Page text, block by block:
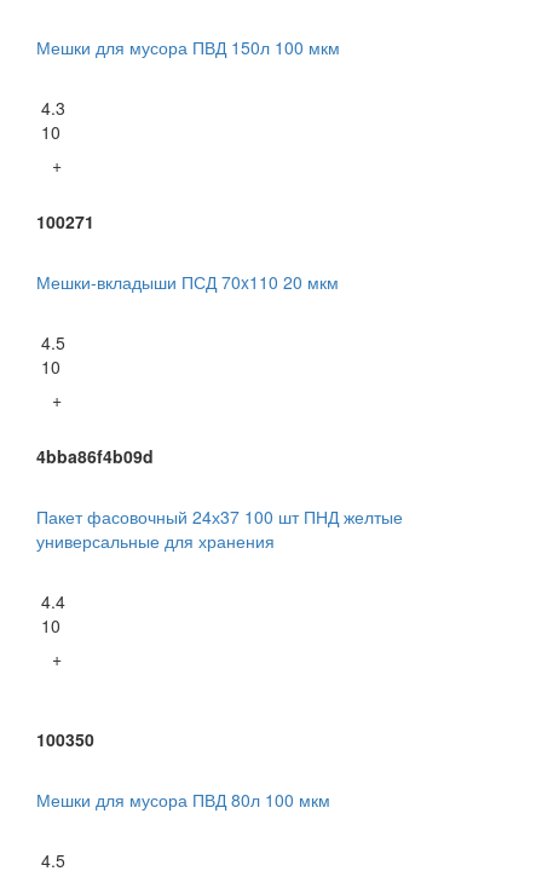
Мешки для мусора ПВД 150л 100 мкм
4.3
10
+
100271
Мешки-вкладыши ПСД 70x110 20 мкм
4.5
10
+
4bba86f4b09d
Пакет фасовочный 24х37 100 шт ПНД желтые
универсальные для хранения
4.4
10
+
100350
Мешки для мусора ПВД 80л 100 мкм
4.5